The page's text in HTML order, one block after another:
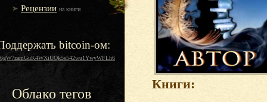
Рецензии на книги
bitcoin-ом:
Облако тегов
Книги: